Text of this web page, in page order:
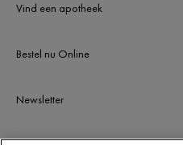
Vind een apotheek
Bestel nu Online
Newsletter